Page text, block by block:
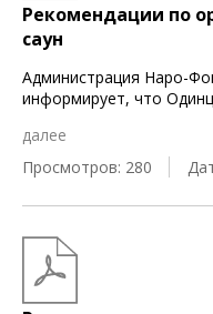
Рекомендации по
саун
Администрация Наро-
информирует, что
далее
Просмотров: 280